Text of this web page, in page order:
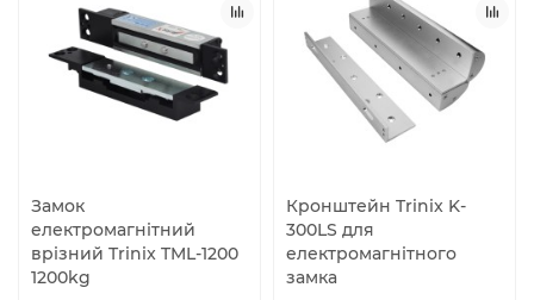
Замок
електромагнітний
врізний Trinix TML-1200
1200kg
Кронштейн Trinix K-
300LS для
електромагнітного
замка